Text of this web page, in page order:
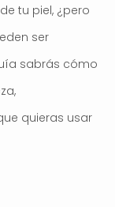
tu piel, ¿pero
ser
sabrás cómo
quieras usar